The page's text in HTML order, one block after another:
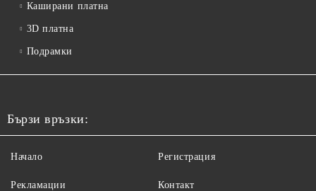
Каширани платна
3D платна
Подрамки
Бързи връзки:
Начало
Рекламации
Регистрация
Контакт